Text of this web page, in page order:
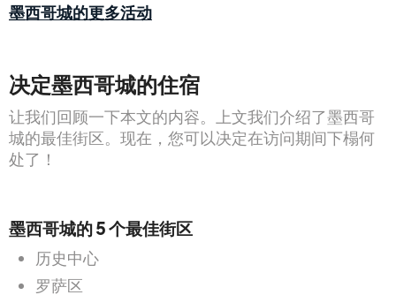
墨西哥城的更多活动
决定墨西哥城的住宿
让我们回顾一下本文的内容。上文我们介绍了墨西哥
城的最佳街区。现在，您可以决定在访问期间下榻何
处了！
墨西哥城的 5 个最佳街区
历史中心
罗萨区